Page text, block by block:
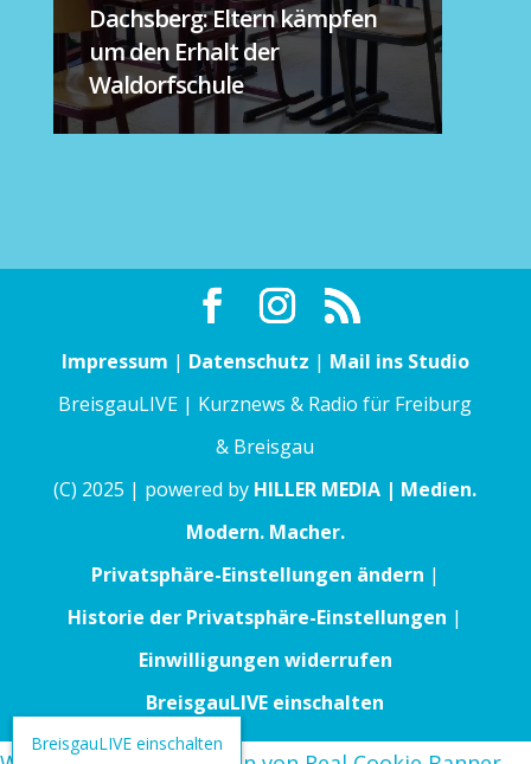
Dachsberg: Eltern kämpfen
um den Erhalt der
Waldorfschule
Impressum | Datenschutz | Mail ins Studio
BreisgauLIVE | Kurznews & Radio für Freiburg
& Breisgau
(C) 2025 | powered by HILLER MEDIA | Medien.
Modern. Macher.
Privatsphäre-Einstellungen ändern |
Historie der Privatsphäre-Einstellungen |
Einwilligungen widerrufen
BreisgauLIVE einschalten
BreisgauLIVE einschalten